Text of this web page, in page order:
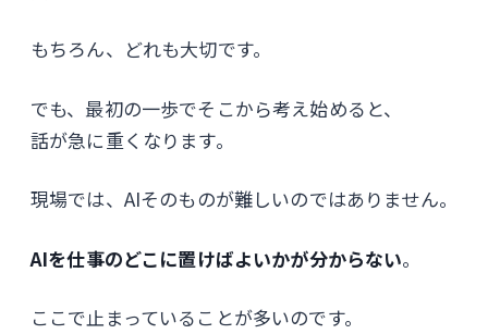
もちろん、どれも大切です。
でも、最初の一歩でそこから考え始めると、
話が急に重くなります。
現場では、AIそのものが難しいのではありません。
AIを仕事のどこに置けばよいかが分からない。
ここで止まっていることが多いのです。